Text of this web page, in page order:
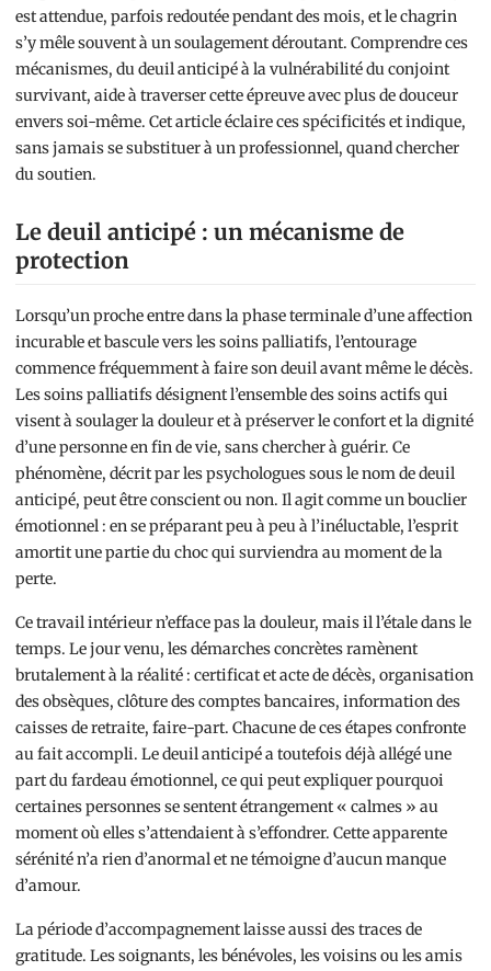
est attendue, parfois redoutée pendant des mois, et le chagrin
s’y mêle souvent à un soulagement déroutant. Comprendre ces
mécanismes, du deuil anticipé à la vulnérabilité du conjoint
survivant, aide à traverser cette épreuve avec plus de douceur
envers soi-même. Cet article éclaire ces spécificités et indique,
sans jamais se substituer à un professionnel, quand chercher
du soutien.
Le deuil anticipé : un mécanisme de
protection
Lorsqu’un proche entre dans la phase terminale d’une affection
incurable et bascule vers les soins palliatifs, l’entourage
commence fréquemment à faire son deuil avant même le décès.
Les soins palliatifs désignent l’ensemble des soins actifs qui
visent à soulager la douleur et à préserver le confort et la dignité
d’une personne en fin de vie, sans chercher à guérir. Ce
phénomène, décrit par les psychologues sous le nom de deuil
anticipé, peut être conscient ou non. Il agit comme un bouclier
émotionnel : en se préparant peu à peu à l’inéluctable, l’esprit
amortit une partie du choc qui surviendra au moment de la
perte.
Ce travail intérieur n’efface pas la douleur, mais il l’étale dans le
temps. Le jour venu, les démarches concrètes ramènent
brutalement à la réalité : certificat et acte de décès, organisation
des obsèques, clôture des comptes bancaires, information des
caisses de retraite, faire-part. Chacune de ces étapes confronte
au fait accompli. Le deuil anticipé a toutefois déjà allégé une
part du fardeau émotionnel, ce qui peut expliquer pourquoi
certaines personnes se sentent étrangement « calmes » au
moment où elles s’attendaient à s’effondrer. Cette apparente
sérénité n’a rien d’anormal et ne témoigne d’aucun manque
d’amour.
La période d’accompagnement laisse aussi des traces de
gratitude. Les soignants, les bénévoles, les voisins ou les amis